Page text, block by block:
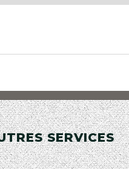
SERVICES